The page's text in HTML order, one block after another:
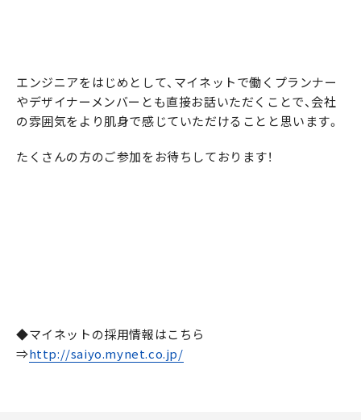
エンジニアをはじめとして、マイネットで働くプランナー
やデザイナーメンバーとも直接お話いただくことで、会社
の雰囲気をより肌身で感じていただけることと思います。
たくさんの方のご参加をお待ちしております！
◆マイネットの採用情報はこちら
⇒http://saiyo.mynet.co.jp/